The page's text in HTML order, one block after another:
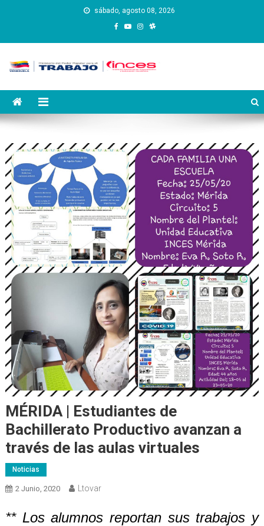
sábado, agosto 08, 2026
Instituto Nacional de
Capacitación y Educación
MÉRIDA | Estudiantes de
Bachillerato Productivo avanzan a
través de las aulas virtuales
Noticias
2 Junio, 2020 Ltovar
** Los alumnosreportan sus trabajos y